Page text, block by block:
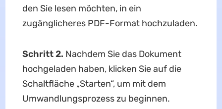
den Sie lesen möchten, in ein
zugänglicheres PDF-Format hochzuladen.
Schritt 2. Nachdem Sie das Dokument
hochgeladen haben, klicken Sie auf die
Schaltfläche „Starten“, um mit dem
Umwandlungsprozess zu beginnen.